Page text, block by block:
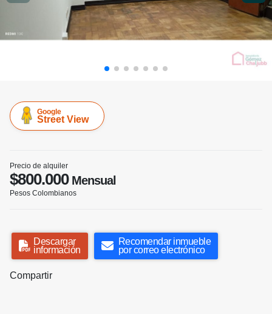
Google
Street View
Precio de alquiler
$800.000Mensual
Pesos Colombianos
Descargar
información
Recomendar inmueble
por correo electrónico
Compartir